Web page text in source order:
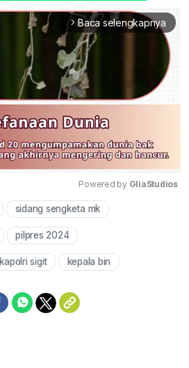
arrow_forward_ios Baca selengkapnya
Powered by GliaStudios
sidang sengketa mk
pilpres 2024
kapolri sigit kepala bin